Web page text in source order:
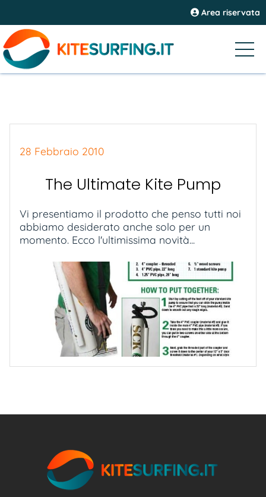
Area riservata
28 Febbraio 2010
The Ultimate Kite Pump
Vi presentiamo il prodotto che penso tutti noi
abbiamo desiderato anche solo per un
momento. Ecco l'ultimissima novità...